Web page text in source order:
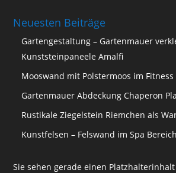
Neuesten Beiträge
Gartengestaltung – Gartenmauer
Kunststeinpaneele Amalfi
Mooswand mit Polstermoos im
Gartenmauer Abdeckung Chaperon
Rustikale Ziegelstein Riemchen als
Kunstfelsen – Felswand im Spa Bereich
Sie sehen gerade einen